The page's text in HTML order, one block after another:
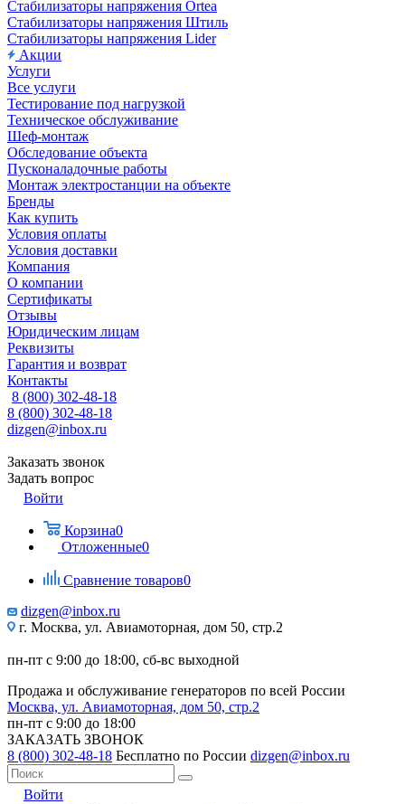
Стабилизаторы напряжения Ortea
Стабилизаторы напряжения Штиль
Стабилизаторы напряжения Lider
Акции
Услуги
Все услуги
Тестирование под нагрузкой
Техническое обслуживание
Шеф-монтаж
Обследование объекта
Пусконаладочные работы
Монтаж электростанции на объекте
Бренды
Как купить
Условия оплаты
Условия доставки
Компания
О компании
Сертификаты
Отзывы
Юридическим лицам
Реквизиты
Гарантия и возврат
Контакты
8 (800) 302-48-18
8 (800) 302-48-18
dizgen@inbox.ru
Заказать звонок
Задать вопрос
Войти
Корзина0
Отложенные0
Сравнение товаров0
dizgen@inbox.ru
г. Москва, ул. Авиамоторная, дом 50, стр.2
пн-пт с 9:00 до 18:00, сб-вс выходной
Продажа и обслуживание генераторов по всей России
Москва, ул. Авиамоторная, дом 50, стр.2
пн-пт с 9:00 до 18:00
ЗАКАЗАТЬ ЗВОНОК
8 (800) 302-48-18 Бесплатно по России dizgen@inbox.ru
Войти